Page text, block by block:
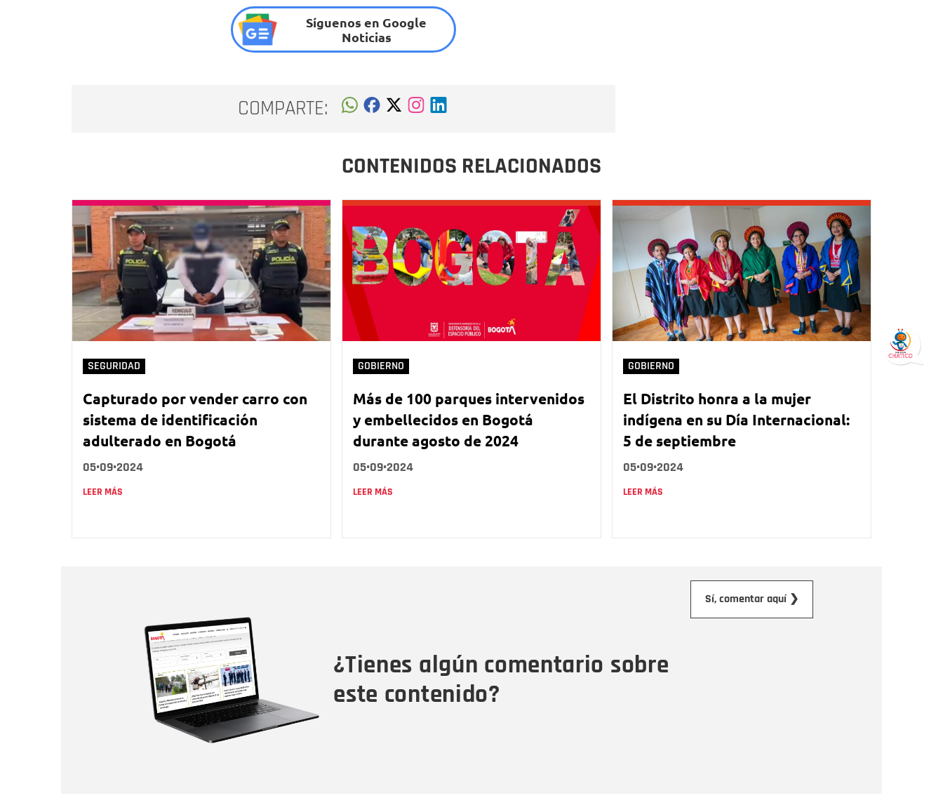
Síguenos en Google
Noticias
COMPARTE:
CONTENIDOS RELACIONADOS
SEGURIDAD
Capturado por vender carro con
sistema de identificación
adulterado en Bogotá
05•09•2024
LEER MÁS
GOBIERNO
Más de 100 parques intervenidos
y embellecidos en Bogotá
durante agosto de 2024
05•09•2024
LEER MÁS
GOBIERNO
El Distrito honra a la mujer
indígena en su Día Internacional:
5 de septiembre
05•09•2024
LEER MÁS
¿Tienes algún comentario sobre
este contenido?
Sí, comentar aquí ❯